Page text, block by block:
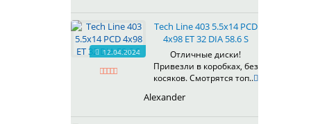
624
625
626
628
629
633
12.04.2024
Tech Line 403 5.5x14 PCD
4x98 ET 32 DIA 58.6 S
Отличные диски!
Привезли в коробках, без
косяков. Смотрятся топ..
Alexander